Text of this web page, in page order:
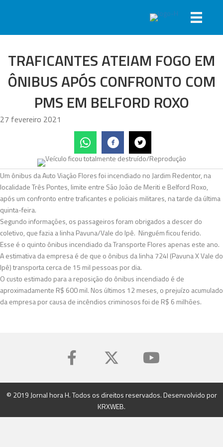
TRAFICANTES ATEIAM FOGO EM
ÔNIBUS APÓS CONFRONTO COM
PMS EM BELFORD ROXO
27 fevereiro 2021
Um ônibus da Auto Viação Flores foi incendiado no Jardim Redentor, na
localidade Três Pontes, limite entre São João de Meriti e Belford Roxo,
após um confronto entre traficantes e policiais militares, na tarde da última
quinta-feira.
Segundo informações, os passageiros foram obrigados a descer do
coletivo, que fazia a linha Pavuna/Vale do Ipê. Ninguém ficou ferido.
Esse é o quinto ônibus incendiado da Transporte Flores apenas este ano.
A estimativa da empresa é de que o ônibus da linha 724I (Pavuna X Vale do
Ipê) transporta cerca de 15 mil pessoas por dia.
O custo estimado para a reposição do ônibus incendiado é de
aproximadamente R$ 600 mil. Nos últimos 12 meses, o prejuízo acumulado
da empresa por causa de incêndios criminosos foi de R$ 6 milhões.
© 2019 Jornal hora H. Todos os direitos reservados. Desenvolvido por
KRXWEB.